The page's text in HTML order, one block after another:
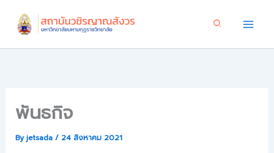
content
พันธกิจ
Byjetsada / 24 สิงหาคม 2021